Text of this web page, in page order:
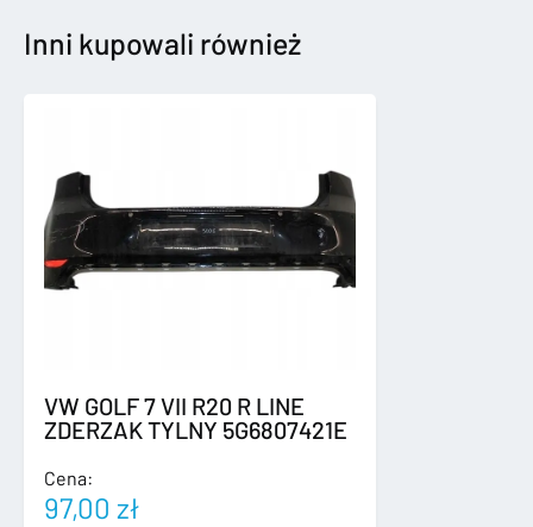
12
ZDERZAK
Inni kupowali również
VW GOLF 7 VII R20 R LINE
ZDERZAK TYLNY 5G6807421E
Cena:
97,00 zł